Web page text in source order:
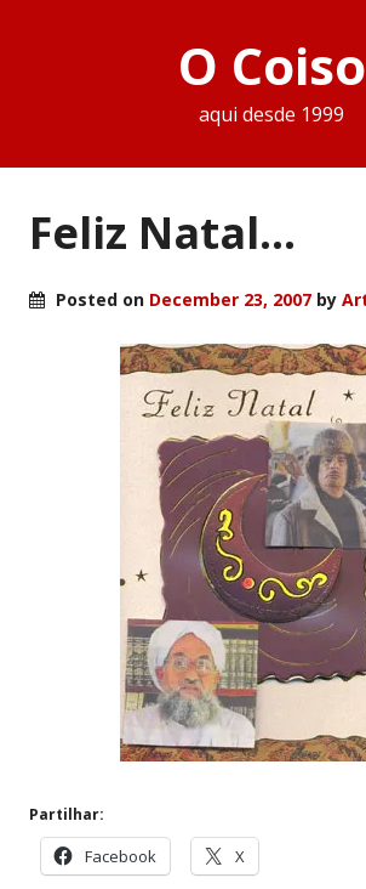
O Coiso
aqui desde 1999
Feliz Natal…
Posted on December 23, 2007 by
Partilhar:
Facebook X